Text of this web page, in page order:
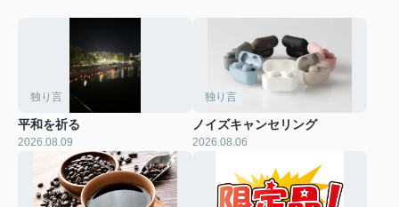
独り言
平和を祈る
2026.08.09
独り言
ノイズキャンセリング
2026.08.06